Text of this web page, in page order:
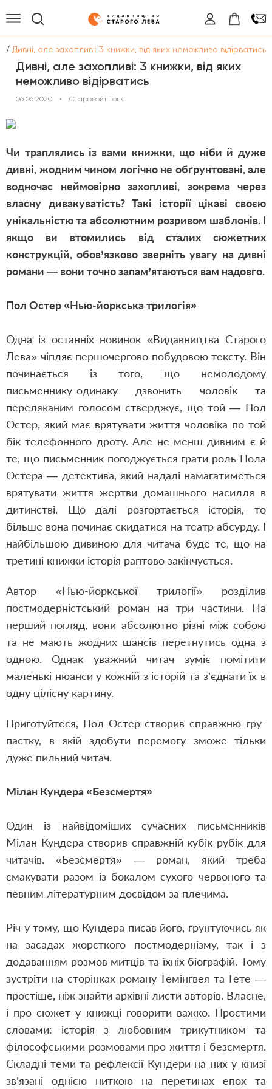
/ Дивні, але захопливі: 3 книжки, від яких неможливо відірватись
Дивні, але захопливі: 3 книжки, від яких
неможливо відірватись
06.06.2020 • Старовойт Тоня
Чи траплялись із вами книжки, що ніби й дуже
дивні, жодним чином логічно не обґрунтовані, але
водночас неймовірно захопливі, зокрема через
власну дивакуватість? Такі історії цікаві своєю
унікальністю та абсолютним розривом шаблонів. І
якщо ви втомились від сталих сюжетних
конструкцій, обов’язково зверніть увагу на дивні
романи — вони точно запам’ятаються вам надовго.
Пол Остер «Нью-йоркська трилогія»
Одна із останніх новинок «Видавництва Старого
Лева» чіпляє першочергово побудовою тексту. Він
починається із того, що немолодому
письменнику-одинаку дзвонить чоловік та
переляканим голосом стверджує, що той — Пол
Остер, який має врятувати життя чоловіка по той
бік телефонного дроту. Але не менш дивним є й
те, що письменник погоджується грати роль Пола
Остера — детектива, який надалі намагатиметься
врятувати життя жертви домашнього насилля в
дитинстві. Що далі розгортається історія, то
більше вона починає скидатися на театр абсурду. І
найбільшою дивиною для читача буде те, що на
третині книжки історія раптово закінчується.
Автор «Нью-йоркської трилогії» розділив
постмодерністський роман на три частини. На
перший погляд, вони абсолютно різні між собою
та не мають жодних шансів перетнутись одна з
одною. Однак уважний читач зуміє помітити
маленькі нюанси у кожній з історій та з’єднати їх в
одну цілісну картину.
Приготуйтеся, Пол Остер створив справжню гру-
пастку, в якій здобути перемогу зможе тільки
дуже пильний читач.
Мілан Кундера «Безсмертя»
Один із найвідоміших сучасних письменників
Мілан Кундера створив справжній кубік-рубік для
читачів. «Безсмертя» — роман, який треба
смакувати разом із бокалом сухого червоного та
певним літературним досвідом за плечима.
Річ у тому, що Кундера писав його, ґрунтуючись як
на засадах жорсткого постмодернізму, так і з
додаванням розмов митців та їхніх біографій. Тому
зустріти на сторінках роману Гемінґвея та Гете —
простіше, ніж знайти архівні листи авторів. Власне,
і про сюжет у книжці говорити важко. Простими
словами: історія з любовним трикутником та
філософськими розмовами про життя і безсмертя.
Складні теми та рефлексії Кундери на них у книзі
зв’язані однією ниткою на перетинах епох та